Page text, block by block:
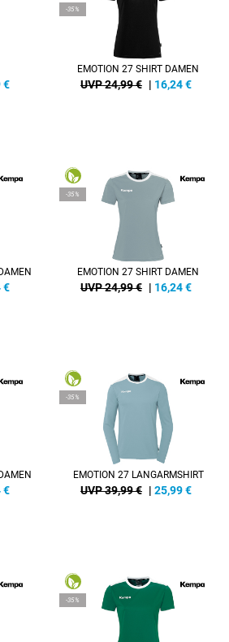
€
-35%
EMOTION 27 SHIRT DAMEN
UVP 24,99 € | 16,24€
€
-35%
EMOTION 27 SHIRT DAMEN
UVP 24,99 € | 16,24€
€
-35%
EMOTION 27 LANGARMSHIRT
UVP 39,99 € | 25,99€
-35%